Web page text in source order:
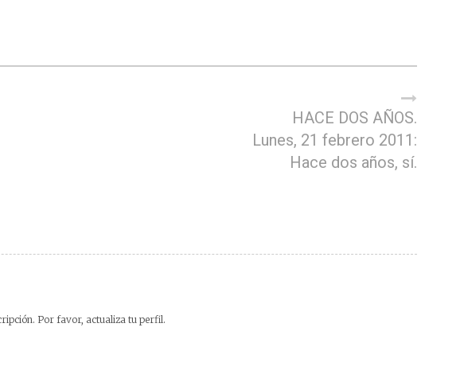
HACE DOS AÑOS.
Lunes, 21 febrero 2011:
Hace dos años, sí.
Por favor, actualiza tu perfil.